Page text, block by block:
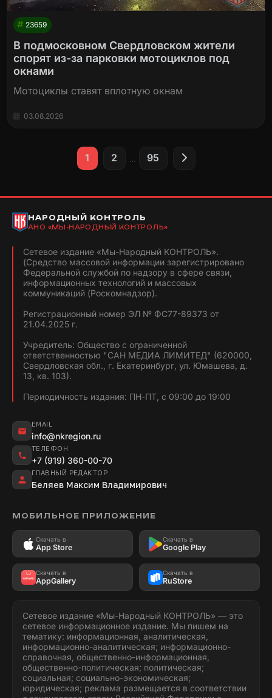
23659
В подмосковном Свердловском жители
спорят из-за парковки мотоциклов под
окнами
Мотоциклы ставят вплотную окнам
03.08.2026
1 2 95
НАРОДНЫЙ КОНТРОЛЬ
АНО «МЫ-НАРОДНЫЙ КОНТРОЛЬ»
Сетевое издание «Мы-Народный КОНТРОЛЬ».
(Средство массовой информации зарегистрировано
Федеральной службой по надзору в сфере связи,
информационных технологий и массовых
коммуникаций (Роскомнадзор).
Регистрационный номер ЭЛ № ФС77-89373 от
21.04.2025 г.
Учредитель: Общество с ограниченной
ответственностью "САН МЕДИА ЛИМИТЕД" (620000,
Свердловская обл., г. Екатеринбург, ул. Юмашева, д.
13, кв. 103).
Периодичность издания: ПН-ПТ, с 09:00 до 19:00
EMAIL
info@nkregion.ru
ТЕЛЕФОН
+7 (919) 360-00-70
ГЛАВНЫЙ РЕДАКТОР
Беляев Максим Владимирович
МОБИЛЬНОЕ ПРИЛОЖЕНИЕ
Скачать в
App Store
Скачать в
Google Play
Скачать в
AppGallery
Скачать в
RuStore
Сетевое издание «Мы-Народный КОНТРОЛЬ» — это
сетевое информационное издание. Мы пишем на
тематику: информационная, аналитическая,
информационно-аналитическая; информационно-
справочная, общественно-информационная,
общественно-политическая; политическая;
социальная; социально-экономическая;
юридическая; реклама размещается в соответствии